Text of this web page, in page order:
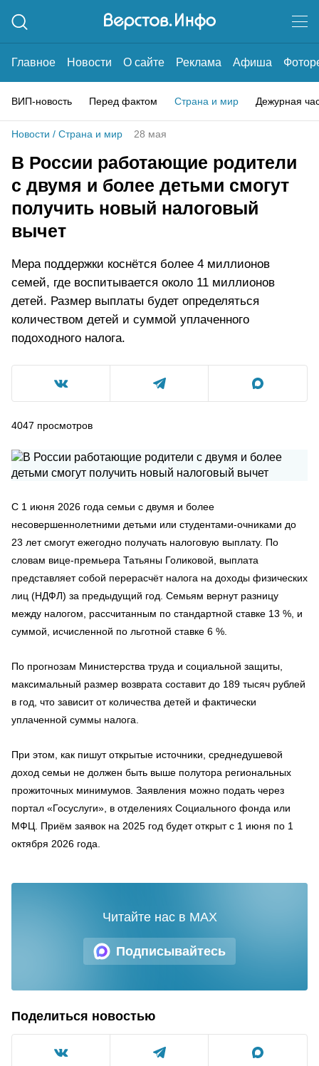
Главное Новости О сайте Реклама Афиша
ВИП-новость Перед фактом Страна и мир Дежурная
Новости / Страна и мир 28 мая
В России работающие родители
с двумя и более детьми смогут
получить новый налоговый
вычет
Мера поддержки коснётся более 4 миллионов
семей, где воспитывается около 11 миллионов
детей. Размер выплаты будет определяться
количеством детей и суммой уплаченного
подоходного налога.
4047 просмотров
С 1 июня 2026 года семьи с двумя и более
несовершеннолетними детьми или студентами-очниками до
23 лет смогут ежегодно получать налоговую выплату. По
словам вице-премьера Татьяны Голиковой, выплата
представляет собой перерасчёт налога на доходы физических
лиц (НДФЛ) за предыдущий год. Семьям вернут разницу
между налогом, рассчитанным по стандартной ставке 13 %, и
суммой, исчисленной по льготной ставке 6 %.
По прогнозам Министерства труда и социальной защиты,
максимальный размер возврата составит до 189 тысяч рублей
в год, что зависит от количества детей и фактически
уплаченной суммы налога.
При этом, как пишут открытые источники, среднедушевой
доход семьи не должен быть выше полутора региональных
прожиточных минимумов. Заявления можно подать через
портал «Госуслуги», в отделениях Социального фонда или
МФЦ. Приём заявок на 2025 год будет открыт с 1 июня по 1
октября 2026 года.
Подписывайтесь
Читайте нас в MAX
Поделиться новостью